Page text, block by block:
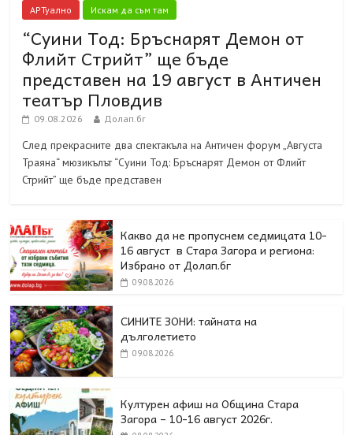
АРТуално Искам да съм там
“Суини Тод: Бръснарят Демон от
Флийт Стрийт” ще бъде
представен на 19 август в Античен
театър Пловдив
09.08.2026 Долап.бг
След прекрасните два спектакъла на Античен форум „Августа
Траяна“ мюзикълът “Суини Тод: Бръснарят Демон от Флийт
Стрийт” ще бъде представен
Какво да не пропуснем седмицата 10-
16 август в Стара Загора и региона:
Избрано от Долап.бг
09.08.2026
СИНИТЕ ЗОНИ: тайната на
дълголетието
09.08.2026
Културен афиш на Община Стара
Загора – 10-16 август 2026г.